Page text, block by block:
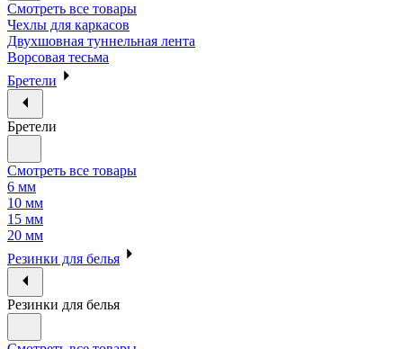
Смотреть все товары
Чехлы для каркасов
Двухшовная туннельная лента
Ворсовая тесьма
Бретели
Бретели
Смотреть все товары
6 мм
10 мм
15 мм
20 мм
Резинки для белья
Резинки для белья